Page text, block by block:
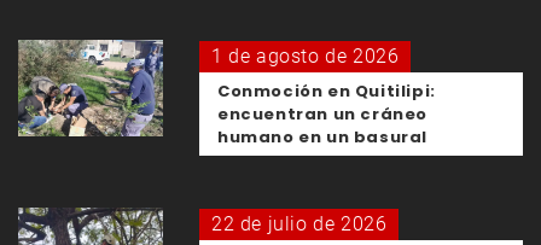
1 de agosto de 2026
Conmoción en Quitilipi:
encuentran un cráneo
humano en un basural
22 de julio de 2026